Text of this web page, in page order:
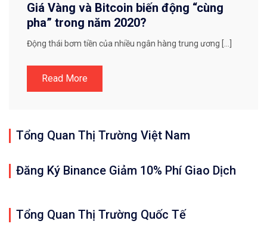
Giá Vàng và Bitcoin biến động “cùng
pha” trong năm 2020?
Động thái bơm tiền của nhiều ngân hàng trung ương […]
Read More
Tổng Quan Thị Trường Việt Nam
Đăng Ký Binance Giảm 10% Phí Giao Dịch
Tổng Quan Thị Trường Quốc Tế